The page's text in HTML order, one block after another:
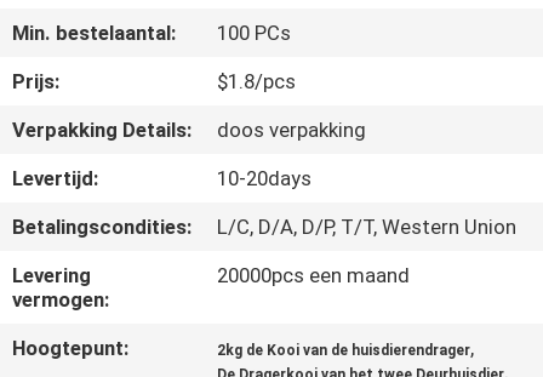
ONS
VERZOEK
OM
EEN
CITAAT
Min. bestelaantal:
100 PCs
Prijs:
$1.8/pcs
Verpakking Details:
doos verpakking
Levertijd:
10-20days
Betalingscondities:
L/C, D/A, D/P, T/T, Western Union
Levering
vermogen:
20000pcs een maand
Hoogtepunt: 2kg de Kooi van de huisdierendrager,